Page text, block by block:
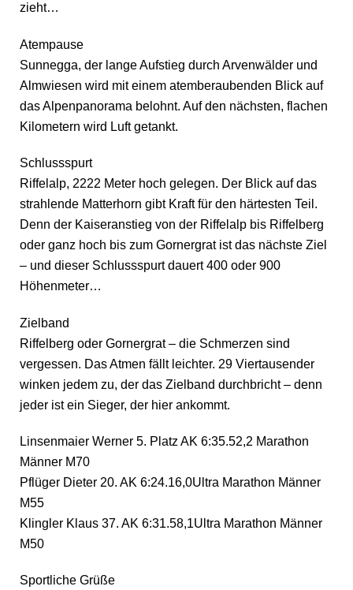
zieht…
Atempause
Sunnegga, der lange Aufstieg durch Arvenwälder und
Almwiesen wird mit einem atemberaubenden Blick auf
das Alpenpanorama belohnt. Auf den nächsten, flachen
Kilometern wird Luft getankt.
Schlussspurt
Riffelalp, 2222 Meter hoch gelegen. Der Blick auf das
strahlende Matterhorn gibt Kraft für den härtesten Teil.
Denn der Kaiseranstieg von der Riffelalp bis Riffelberg
oder ganz hoch bis zum Gornergrat ist das nächste Ziel
– und dieser Schlussspurt dauert 400 oder 900
Höhenmeter…
Zielband
Riffelberg oder Gornergrat – die Schmerzen sind
vergessen. Das Atmen fällt leichter. 29 Viertausender
winken jedem zu, der das Zielband durchbricht – denn
jeder ist ein Sieger, der hier ankommt.
Linsenmaier Werner 5. Platz AK 6:35.52,2 Marathon
Männer M70
Pflüger Dieter 20. AK 6:24.16,0Ultra Marathon Männer
M55
Klingler Klaus 37. AK 6:31.58,1Ultra Marathon Männer
M50
Sportliche Grüße